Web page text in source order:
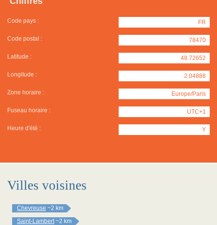
Code pays : FR
Code postal : 78470
Latitude : 48.72652
Longitude : 2.04888
Zone horaire : Europe/Paris
Fuseau horaire : UTC+1
Heure d'été : Y
Villes voisines
Chevreuse ~2 km
Saint-Lambert ~2 km